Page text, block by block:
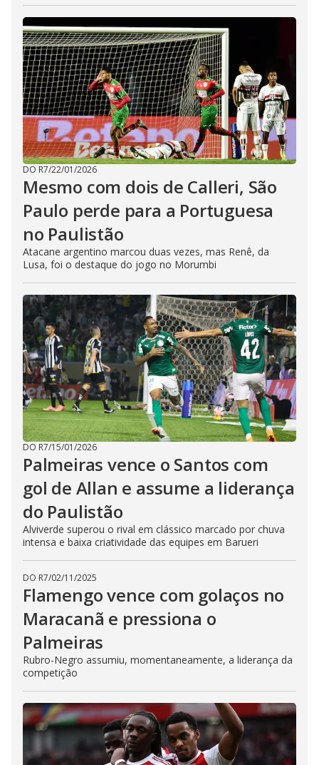
DO R7/22/01/2026
Mesmo com dois de Calleri, São
Paulo perde para a Portuguesa
no Paulistão
Atacane argentino marcou duas vezes, mas Renê, da
Lusa, foi o destaque do jogo no Morumbi
DO R7/15/01/2026
Palmeiras vence o Santos com
gol de Allan e assume a liderança
do Paulistão
Alviverde superou o rival em clássico marcado por chuva
intensa e baixa criatividade das equipes em Barueri
DO R7/02/11/2025
Flamengo vence com golaços no
Maracanã e pressiona o
Palmeiras
Rubro-Negro assumiu, momentaneamente, a liderança da
competição